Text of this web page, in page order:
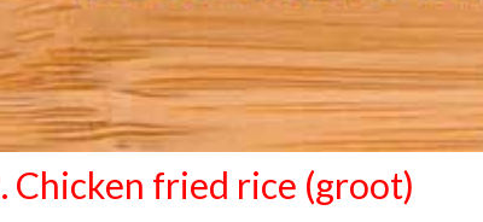
Chicken fried rice (groot)